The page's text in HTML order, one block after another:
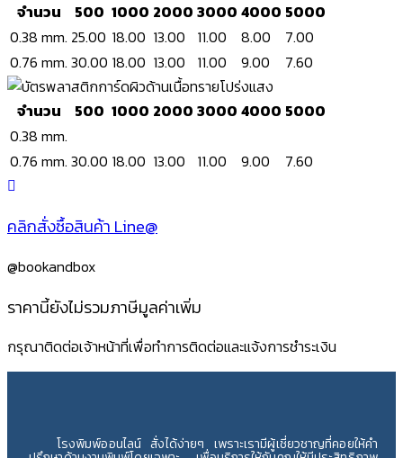
จำนวน 500 1000 2000 3000 4000 5000
0.38 mm. 25.00 18.00 13.00 11.00 8.00
7.00
0.76 mm. 30.00 18.00 13.00 11.00 9.00 7.60
จำนวน 500 1000 2000 3000 4000 5000
0.38 mm.
0.76 mm. 30.00 18.00 13.00 11.00 9.00 7.60
คลิกสั่งซื้อสินค้า Line@
@bookandbox
ราคานี้ยังไม่รวมภาษีมูลค่าเพิ่ม
กรุณาติดต่อเจ้าหน้าที่เพื่อทำการติดต่อและแจ้งการชำระเงิน
โรงพิมพ์ออนไลน์ สั่งได้ง่ายๆ เพราะเรามีผู้เชี่ยวชาญที่คอยให้คำ